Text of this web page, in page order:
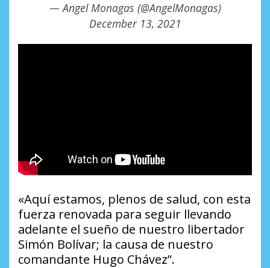
— Angel Monagas (@AngelMonagas)
December 13, 2021
«Aquí estamos, plenos de salud, con esta
fuerza renovada para seguir llevando
adelante el sueño de nuestro libertador
Simón Bolívar; la causa de nuestro
comandante Hugo Chávez”.